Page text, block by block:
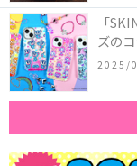
「
ズの
作コ
2025/